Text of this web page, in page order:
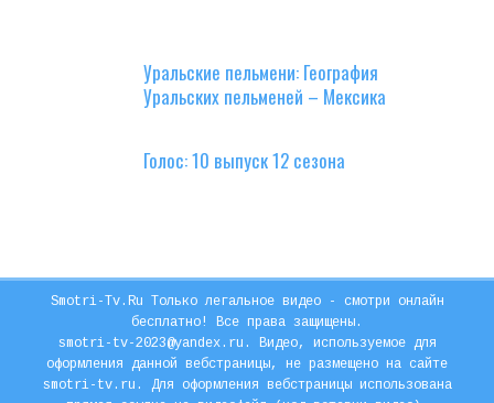
Уральские пельмени: География
Уральских пельменей – Мексика
Голос: 10 выпуск 12 сезона
Smotri-Tv.Ru Только легальное видео - смотри онлайн
бесплатно! Все права защищены.
smotri-tv-2023@yandex.ru. Видео, используемое для
оформления данной вебстраницы, не размещено на сайте
smotri-tv.ru. Для оформления вебстраницы использована